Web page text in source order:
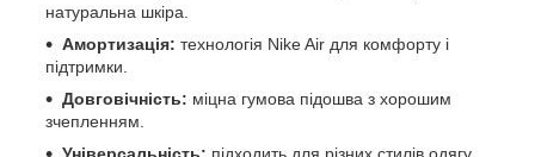
натуральна шкіра.
Амортизація: технологія Nike Air для комфорту і
підтримки.
Довговічність: міцна гумова підошва з хорошим
зчепленням.
Універсальність: підходить для різних стилів одягу